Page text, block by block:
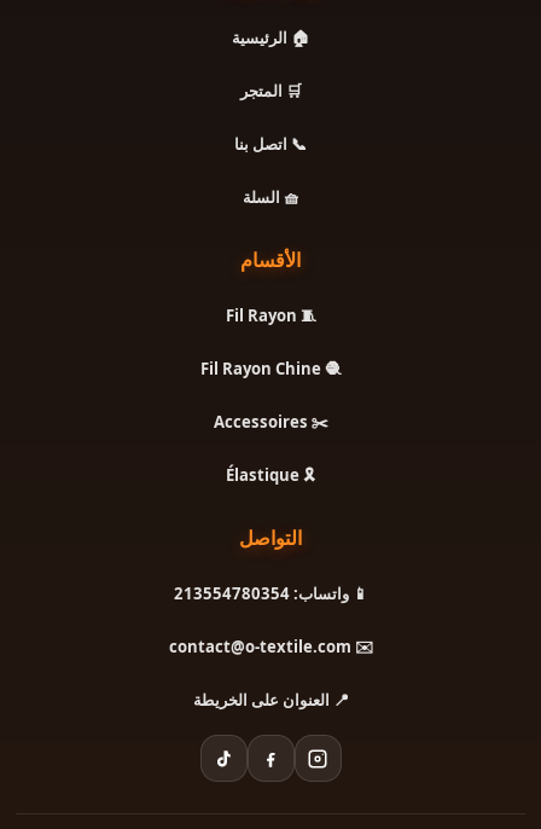
🏠 الرئيسية
🛒 المتجر
📞 اتصل بنا
🧺 السلة
الأقسام
🧵 Fil Rayon
🧶 Fil Rayon Chine
✂️ Accessoires
🎗️ Élastique
التواصل
📱 واتساب: 213554780354
✉️ contact@o-textile.com
📍 العنوان على الخريطة